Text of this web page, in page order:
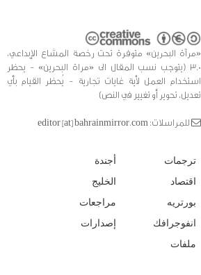
«مرآة البحرين» متوفرة تحت رخصة المشاع الإبداعي،
3.0 (يتوجب نسب المقال الى «مراة البحرين» - يحظر
استخدام العمل لأية غايات تجارية - يُحظر القيام بأي
تعديل، تحوير أو تغيير في النص)
للمراسلات: editor [at] bahrainmirror.com
ترجمات
اقتصاد
بورتريه
انفوجرافك
ملفات
أجندة
الخليج
مراجعات
إصدارات